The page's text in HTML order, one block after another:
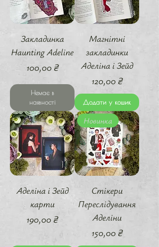
Закладинка
Haunting Adeline
Ціна
100,00 ₴
Немає в
наявності
Магнітні
закладинки
Аделіна і Зейд
Ціна
120,00 ₴
Додати у кошик
Аделіна і Зейд
карти
Ціна
190,00 ₴
Новинка
Стікери
Переслідування
Аделіни
Ціна
150,00 ₴